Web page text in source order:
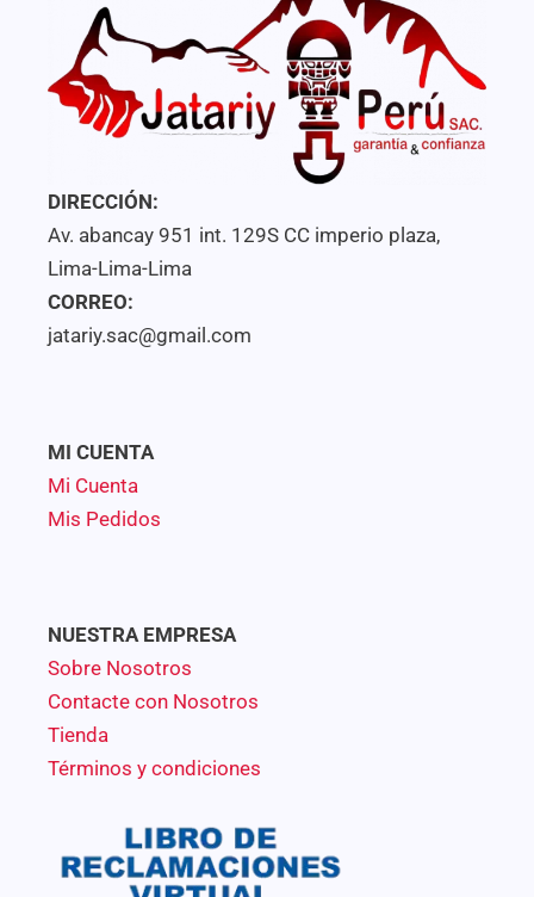
DIRECCIÓN:
Av. abancay 951 int. 129S CC imperio plaza,
Lima-Lima-Lima
CORREO:
jatariy.sac@gmail.com
MI CUENTA
Mi Cuenta
Mis Pedidos
NUESTRA EMPRESA
Sobre Nosotros
Contacte con Nosotros
Tienda
Términos y condiciones